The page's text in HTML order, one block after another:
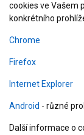
cookies ve Vašem
konkrétního
Chrome
Firefox
Internet Explorer
Android - různé
Další informace o